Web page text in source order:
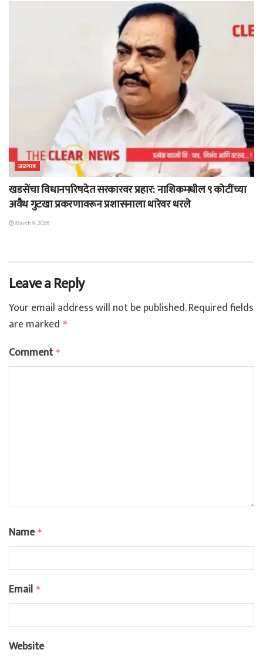
जळगाव
खडसेंचा विधानपरिषदेत सरकारवर प्रहार: नाशिकमधील ९ कोटींच्या
अवैध गुटखा प्रकरणावरून प्रशासनाला धारेवर धरले
March 9, 2026
Leave a Reply
Your email address will not be published.Required fields
are marked *
Comment *
Name *
Email *
Website